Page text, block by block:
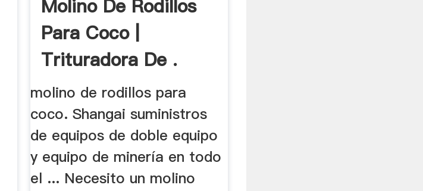
Molino De Rodillos
Para Coco |
Trituradora De .
molino de rodillos para
coco. Shangai suministros
de equipos de doble equipo
y equipo de minería en todo
el ... Necesito un molino